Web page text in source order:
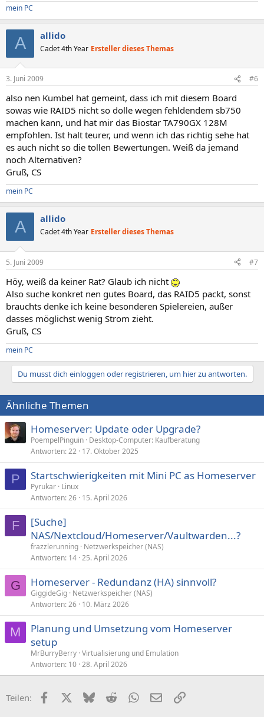
mein PC
A allido
Cadet 4th Year Ersteller dieses Themas
3. Juni 2009 #6
also nen Kumbel hat gemeint, dass ich mit diesem Board
sowas wie RAID5 nicht so dolle wegen fehldendem sb750
machen kann, und hat mir das Biostar TA790GX 128M
empfohlen. Ist halt teurer, und wenn ich das richtig sehe hat
es auch nicht so die tollen Bewertungen. Weiß da jemand
noch Alternativen?
Gruß, CS
mein PC
A allido
Cadet 4th Year Ersteller dieses Themas
5. Juni 2009 #7
Höy, weiß da keiner Rat? Glaub ich nicht
Also suche konkret nen gutes Board, das RAID5 packt, sonst
brauchts denke ich keine besonderen Spielereien, außer
dasses möglichst wenig Strom zieht.
Gruß, CS
mein PC
Du musst dich einloggen oder registrieren, um hier zu antworten.
Ähnliche Themen
Homeserver: Update oder Upgrade?
PoempelPinguin Desktop-Computer: Kaufberatung
Antworten 22 17. Oktober 2025
P Startschwierigkeiten mit Mini PC as Homeserver
Pyrukar Linux
Antworten 26 15. April 2026
F
[Suche]
NAS/Nextcloud/Homeserver/Vaultwarden...?
frazzlerunning Netzwerkspeicher (NAS)
Antworten 14 25. April 2026
G Homeserver - Redundanz (HA) sinnvoll?
GiggideGig Netzwerkspeicher (NAS)
Antworten 26 10. März 2026
M
Planung und Umsetzung vom Homeserver
setup
MrBurryBerry Virtualisierung und Emulation
Antworten 10 28. April 2026
Teilen: FacebookX (Twitter)
BlueskyRedditWhatsApp
E-MailLink